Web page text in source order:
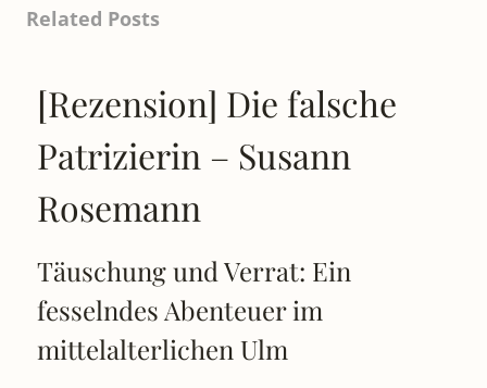
Patrizierin – Susann
Rosemann
fesselndes Abenteuer im
mittelalterlichen Ulm